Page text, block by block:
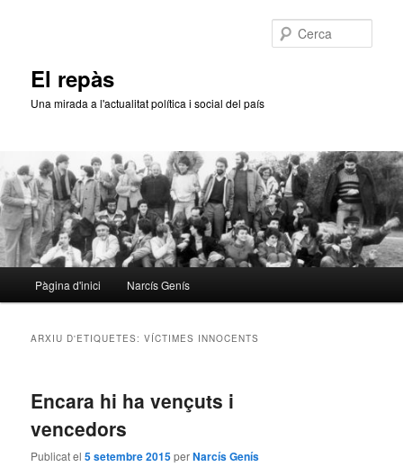
El repàs
Una mirada a l'actualitat política i social del país
principal
Pàgina d'inici Narcís Genís
ARXIU D'ETIQUETES:VÍCTIMES INNOCENTS
Encara hi ha vençuts i
vencedors
Publicat el5 setembre 2015perNarcís Genís